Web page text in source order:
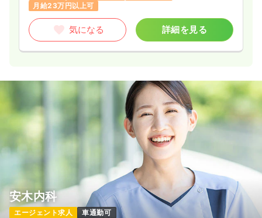
月給23万円以上可
気になる 詳細を見る
安木内科
エージェント求人 車通勤可